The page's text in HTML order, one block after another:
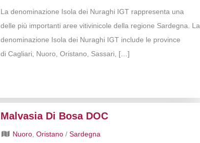
La denominazione Isola dei Nuraghi IGT rappresenta una
delle più importanti aree vitivinicole della regione Sardegna. La
denominazione Isola dei Nuraghi IGT include le province
di Cagliari, Nuoro, Oristano, Sassari, […]
Malvasia Di Bosa DOC
Nuoro ,Oristano /Sardegna